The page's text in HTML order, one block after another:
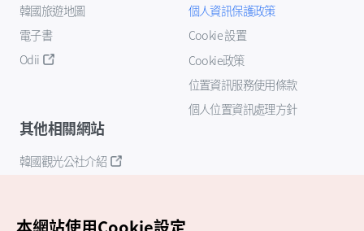
韓國旅遊地圖
電子書
Odii
個人資訊保護政策
Cookie 設置
Cookie政策
位置資訊服務使用條款
個人位置資訊處理方針
其他相關網站
韓國觀光公社介紹